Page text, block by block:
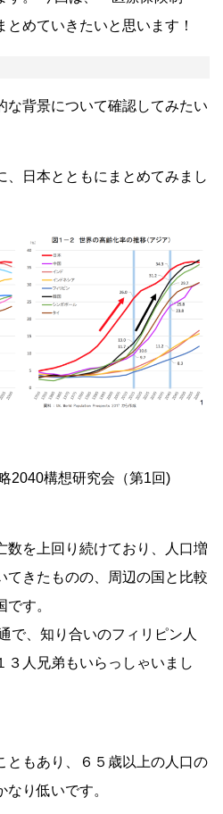
めていきたいと思います！
な背景について確認してみたい
、日本とともにまとめてみまし
2040構想研究会（第1回)
数を上回り続けており、人口増
てきたものの、周辺の国と比較
す。
で、知り合いのフィリピン人
３人兄弟もいらっしゃいまし
ともあり、６５歳以上の人口の
り低いです。